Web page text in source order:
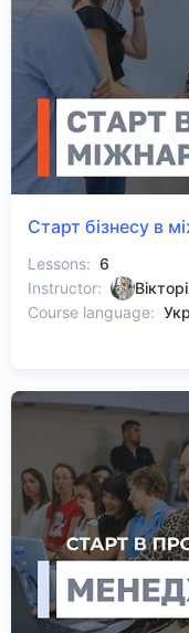
Старт бізнесу в
Lessons: 6
Instructor:
Course language: